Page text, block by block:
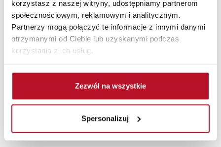
korzystasz z naszej witryny, udostępniamy partnerom
społecznościowym, reklamowym i analitycznym.
Partnerzy mogą połączyć te informacje z innymi danymi
otrzymanymi od Ciebie lub uzyskanymi podczas
korzystania z ich usług.
Zezwól na wszystkie
Spersonalizuj
Polecane Nowości Promocje